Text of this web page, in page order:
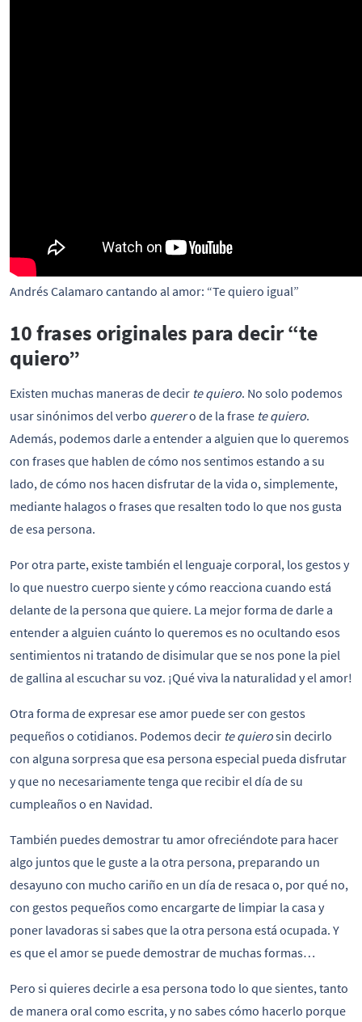
Andrés Calamaro cantando al amor: “Te quiero igual”
10 frases originales para decir “te
quiero”
Existen muchas maneras de decir te quiero. No solo podemos
usar sinónimos del verbo querero de la frase te quiero.
Además, podemos darle a entender a alguien que lo queremos
con frases que hablen de cómo nos sentimos estando a su
lado, de cómo nos hacen disfrutar de la vida o, simplemente,
mediante halagos o frases que resalten todo lo que nos gusta
de esa persona.
Por otra parte, existe también el lenguaje corporal, los gestos y
lo que nuestro cuerpo siente y cómo reacciona cuando está
delante de la persona que quiere. La mejor forma de darle a
entender a alguien cuánto lo queremos es no ocultando esos
sentimientos ni tratando de disimular que se nos pone la piel
de gallina al escuchar su voz. ¡Qué viva la naturalidad y el amor!
Otra forma de expresar ese amor puede ser con gestos
pequeños o cotidianos. Podemos decir te quierosin decirlo
con alguna sorpresa que esa persona especial pueda disfrutar
y que no necesariamente tenga que recibir el día de su
cumpleaños o en Navidad.
También puedes demostrar tu amor ofreciéndote para hacer
algo juntos que le guste a la otra persona, preparando un
desayuno con mucho cariño en un día de resaca o, por qué no,
con gestos pequeños como encargarte de limpiar la casa y
poner lavadoras si sabes que la otra persona está ocupada. Y
es que el amor se puede demostrar de muchas formas…
Pero si quieres decirle a esa persona todo lo que sientes, tanto
de manera oral como escrita, y no sabes cómo hacerlo porque